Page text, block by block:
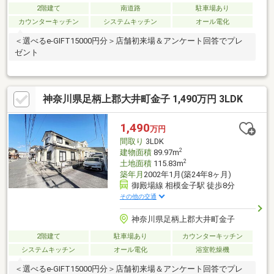
2階建て 南道路
駐車場あり
カウンターキッチン
システムキッチン オール電化
＜選べるe-GIFT15000円分＞店舗初来場＆アンケート回答でプレ
ゼント
神奈川県足柄上郡大井町金子 1,490万円 3LDK
1,490万円
間取り 3LDK
建物面積89.97m2
土地面積115.83m2
築年月 2002年1月(築24年8ヶ月)
御殿場線 相模金子駅 徒歩8分
その他の交通
神奈川県足柄上郡大井町金子
2階建て 駐車場あり
カウンターキッチン
システムキッチン
オール電化 浴室乾燥機
＜選べるe-GIFT15000円分＞店舗初来場＆アンケート回答でプレ